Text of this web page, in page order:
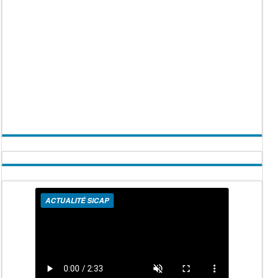
ACTUALITÉ SICAP